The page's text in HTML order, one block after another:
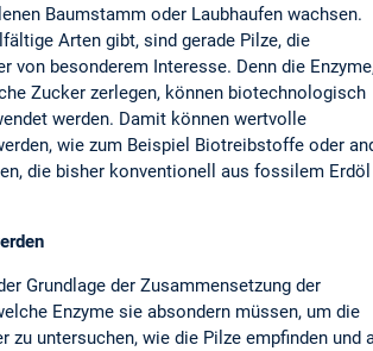
Baumstamm oder Laubhaufen wachsen.
Arten gibt, sind gerade Pilze, die
von besonderem Interesse. Denn die
Zucker zerlegen, können biotechnologisch
werden. Damit können wertvolle
wie zum Beispiel Biotreibstoffe oder
die bisher konventionell aus fossilem Erdöl
Grundlage der Zusammensetzung der
Enzyme sie absondern müssen, um die
zu untersuchen, wie die Pilze empfinden und